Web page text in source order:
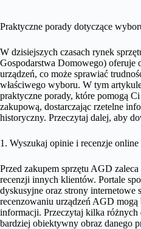
Praktyczne porady dotyczące
W dzisiejszych czasach rynek
Gospodarstwa Domowego) oferuje
urządzeń, co może sprawiać
właściwego wyboru. W tym
praktyczne porady, które pomogą
zakupową, dostarczając rzetelne
historyczny. Przeczytaj dalej, aby
1. Wyszukaj opinie i recenzje online
Przed zakupem sprzętu AGD
recenzji innych klientów. Portale
dyskusyjne oraz strony internetowe
recenzowaniu urządzeń AGD mogą
informacji. Przeczytaj kilka różnych
bardziej obiektywny obraz danego